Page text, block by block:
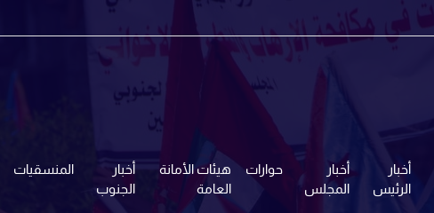
أخبار
الرئيس
أخبار
المجلس
حوارات
هيئات الأمانة
العامة
أخبار
الجنوب
المنسقيات